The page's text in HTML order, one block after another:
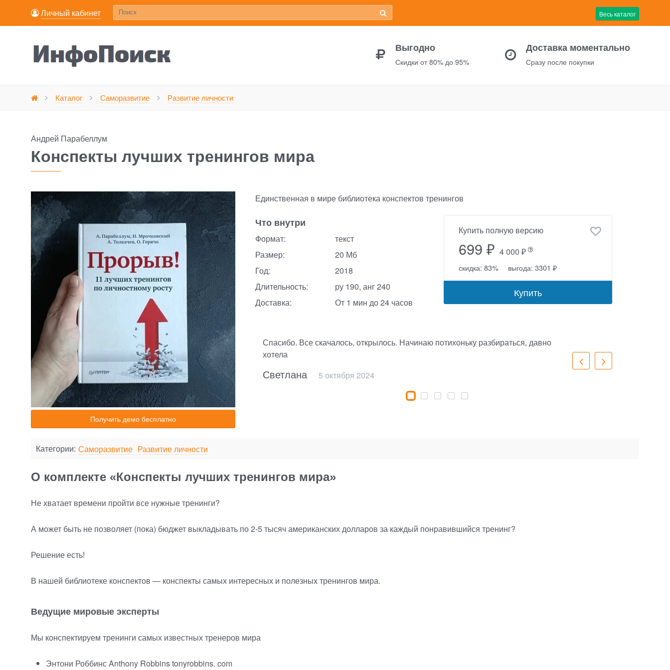
Личный кабинет Весь каталог
Выгодно
Скидки от 80% до 95%
Доставка моментально
Сразу после покупки
Каталог Саморазвитие Развитие личности
Андрей Парабеллум
Конспекты лучших тренингов мира
Получить демо бесплатно
Единственная в мире библиотека конспектов тренингов
Купить полную версию
699 ₽ 4 000 ₽
скидка: 83% выгода: 3301 ₽
Купить
Что внутри
Формат:
текст
Размер:
20 Мб
Год:
2018
Длительность:
ру 190, анг 240
Доставка:
От 1 мин до 24 часов
Спасибо. Все скачалось, открылось. Начинаю потихоньку разбираться, давно
хотела
Светлана 5 октября 2024
Категории: Саморазвитие Развитие личности
О комплекте «Конспекты лучших тренингов мира»
Не хватает времени пройти все нужные тренинги?
А может быть не позволяет (пока) бюджет выкладывать по2-5тысяч американских долларов за каждый понравившийся тренинг?
Решение есть!
В нашей библиотеке конспектов — конспекты самых интересных и полезных тренингов мира.
Ведущие мировые эксперты
Мы конспектируем тренинги самых известных тренеров мира
Энтони Роббинс Anthony Robbins tonyrobbins. com